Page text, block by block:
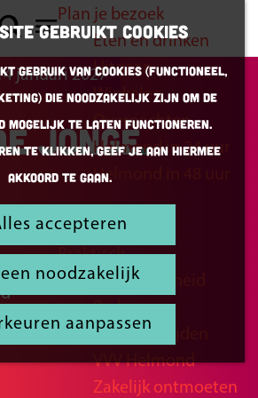
gebruikt cookies
gebruik van cookies (Functioneel,
die noodzakelijk zijn om de
mogelijk te laten functioneren.
te klikken, geef je aan hiermee
akkoord te gaan.
accepteren
noodzakelijk
aanpassen
Z
o
e
k
e
n
M
e
n
u
Plan je bezoek
Eten en drinken
Uitgaan
Winkelen
Overnachten
Helmond in 24 uur
Helmond in 48 uur
Inspiratie
Praktisch
Bereikbaarheid
Parkeren
Openingstijden
VVV Helmond
Zakelijk ontmoeten
januari 2027
Jonge